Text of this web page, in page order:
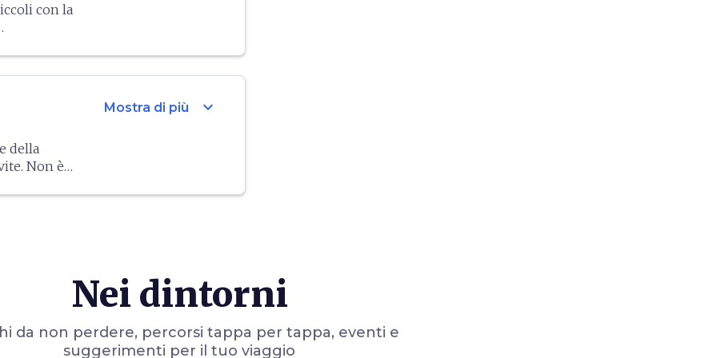
attrazioni
e
con la
la
a Tavola,
mostra i
a
,
della
Non è
unisce
la
Mostra di più expand_more
Nei dintorni
da non perdere, percorsi tappa per tappa, eventi e
suggerimenti per il tuo viaggio